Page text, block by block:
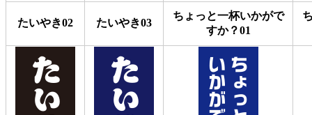
たいやき02 たいやき03
ちょっと一杯いかがで
すか？01